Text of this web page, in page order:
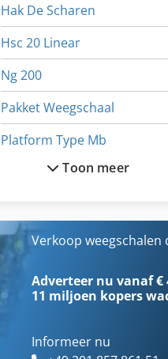
Hak De Scharen
Hsc 20 Linear
Ng 200
Pakket Weegschaal
Platform Type Mb
Regel Schijf
Schuren Van De Machine
Toon meer
Verkoop weegschalen
Adverteer nu vanaf €
11 miljoen kopers
Informeer nu